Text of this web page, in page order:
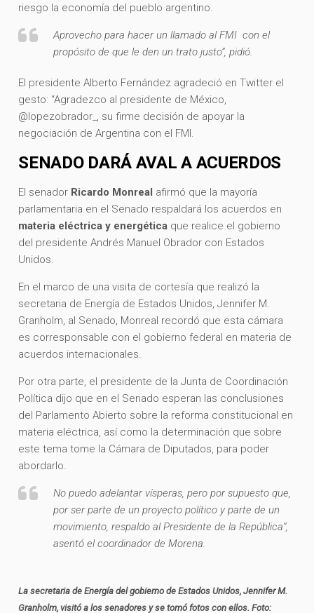
riesgo la economía del pueblo argentino.
Aprovecho para hacer un llamado al FMI con el
propósito de que le den un trato justo”, pidió.
El presidente Alberto Fernández agradeció en Twitter el
gesto: “Agradezco al presidente de México,
@lopezobrador_, su firme decisión de apoyar la
negociación de Argentina con el FMI.
SENADO DARÁ AVAL A ACUERDOS
El senador Ricardo Monreal afirmó que la mayoría
parlamentaria en el Senado respaldará los acuerdos en
materia eléctrica y energética que realice el gobierno
del presidente Andrés Manuel Obrador con Estados
Unidos.
En el marco de una visita de cortesía que realizó la
secretaria de Energía de Estados Unidos, Jennifer M.
Granholm, al Senado, Monreal recordó que esta cámara
es corresponsable con el gobierno federal en materia de
acuerdos internacionales.
Por otra parte, el presidente de la Junta de Coordinación
Política dijo que en el Senado esperan las conclusiones
del Parlamento Abierto sobre la reforma constitucional en
materia eléctrica, así como la determinación que sobre
este tema tome la Cámara de Diputados, para poder
abordarlo.
No puedo adelantar vísperas, pero por supuesto que,
por ser parte de un proyecto político y parte de un
movimiento, respaldo al Presidente de la República”,
asentó el coordinador de Morena.
La secretaria de Energía del gobierno de Estados Unidos, Jennifer M.
Granholm, visitó a los senadores y se tomó fotos con ellos. Foto: